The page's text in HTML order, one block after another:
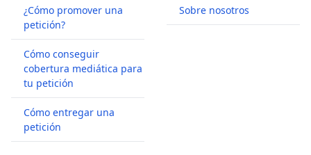
¿Cómo promover una
petición?
Cómo conseguir
cobertura mediática para
tu petición
Cómo entregar una
petición
Sobre nosotros